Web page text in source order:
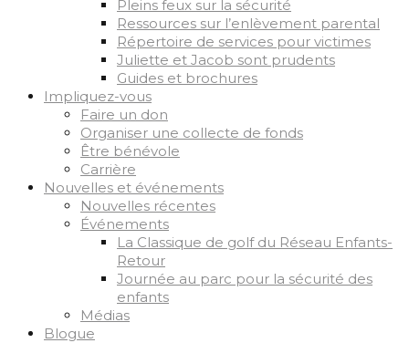
Pleins feux sur la sécurité
Ressources sur l’enlèvement parental
Répertoire de services pour victimes
Juliette et Jacob sont prudents
Guides et brochures
Impliquez-vous
Faire un don
Organiser une collecte de fonds
Être bénévole
Carrière
Nouvelles et événements
Nouvelles récentes
Événements
La Classique de golf du Réseau Enfants-
Retour
Journée au parc pour la sécurité des
enfants
Médias
Blogue